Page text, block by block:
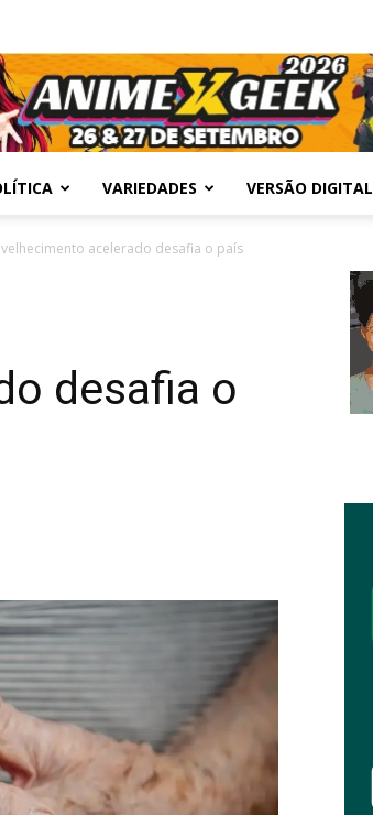
VARIEDADES VERSÃO DIGITAL
acelerado desafia o país
desafia o